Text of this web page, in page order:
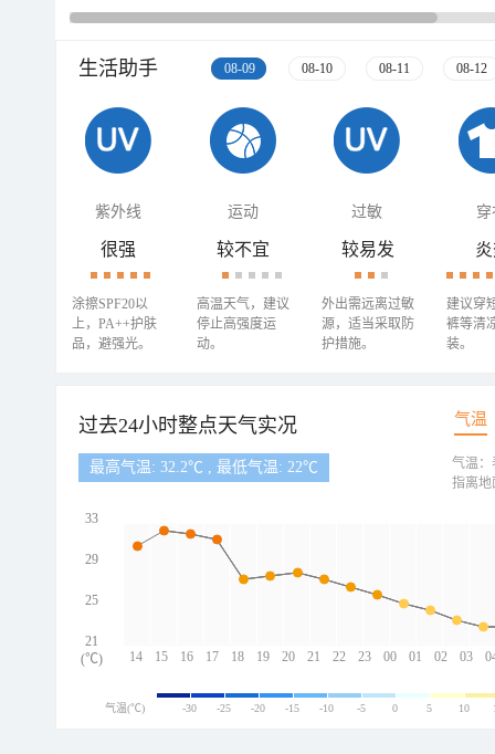
生活助手 08-09 08-10 08-11 08-12
紫外线 运动 过敏 穿
很强
涂擦SPF20以
上，PA++护肤
品，避强光。
较不宜
高温天气，建议
停止高强度运
动。
较易发
外出需远离过敏
源，适当采取防
护措施。
建议穿
裤等清
装。
过去24小时整点天气实况 气温
最高气温: 32.2℃ , 最低气温: 22℃
14 15 16 17 18 19 20 21 22 23 00 01 02 03
33
29
25
21
(℃)
气温：
指离地
气温(℃) -30 -25 -20 -15 -10 -5 0 5 10